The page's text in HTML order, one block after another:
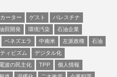
カーター ゲスト
パレスチナ
田開発 環境汚染
石油企業
ベネズエラ 中南米 左派政権
石油
ィビズム
デジタル化
電波の民主化 TPP
個人情報